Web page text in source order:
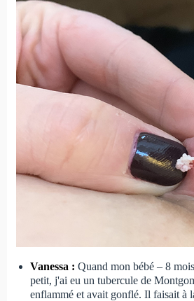
Vanessa : Quand mon bébé – 8
petit, j'ai eu un tubercule de
enflammé et avait gonflé. Il faisait à